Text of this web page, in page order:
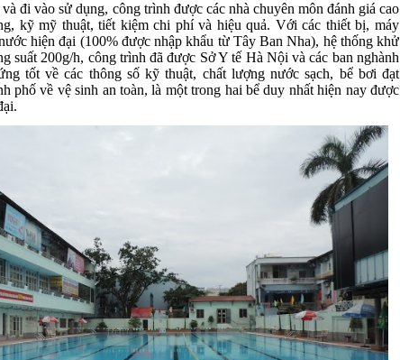
đi vào sử dụng, công trình được các nhà chuyên môn đánh giá cao
kỹ mỹ thuật, tiết kiệm chi phí và hiệu quả. Với các thiết bị, máy
hiện đại (100% được nhập khẩu từ Tây Ban Nha), hệ thống khử
suất 200g/h, công trình đã được Sở Y tế Hà Nội và các ban nghành
tốt về các thông số kỹ thuật, chất lượng nước sạch, bể bơi đạt
phố về vệ sinh an toàn, là một trong hai bể duy nhất hiện nay được